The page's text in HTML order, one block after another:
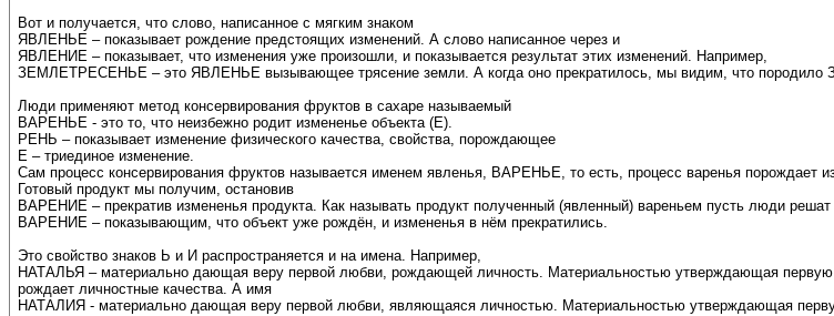
Вот и получается, что слово, написанное с мягким знаком
ЯВЛЕНЬЕ – показывает рождение предстоящих изменений. А слово написанное через и
ЯВЛЕНИЕ – показывает, что изменения уже произошли, и показывается результат этих изменений. Например,
ЗЕМЛЕТРЕСЕНЬЕ – это ЯВЛЕНЬЕ вызывающее трясение земли. А когда оно прекратилось, мы видим, что
Люди применяют метод консервирования фруктов в сахаре называемый
ВАРЕНЬЕ - это то, что неизбежно родит измененье объекта (Е).
РЕНЬ – показывает изменение физического качества, свойства, порождающее
Е – триединое изменение.
Сам процесс консервирования фруктов называется именем явленья, ВАРЕНЬЕ, то есть, процесс варенья порождает
Готовый продукт мы получим, остановив
ВАРЕНИЕ – прекратив измененья продукта. Как называть продукт полученный (явленный) вареньем пусть люди
ВАРЕНИЕ – показывающим, что объект уже рождён, и измененья в нём прекратились.
Это свойство знаков Ь и И распространяется и на имена. Например,
НАТАЛЬЯ – материально дающая веру первой любви, рождающей личность. Материальностью утверждающая
рождает личностные качества. А имя
НАТАЛИЯ - материально дающая веру первой любви, являющаяся личностью. Материальностью утверждающая